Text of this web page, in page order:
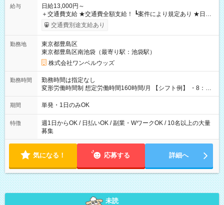
給与
日給13,000円～
＋交通費支給 ★交通費全額支給！ ┗案件により規定あり ★日払
いOK！（規定あり） ┗働いたその日に現金GET♪ お仕事後はコ
ンビニATMから 日払い分を引き落とせます！ 【試用期間】試
交通費別途支給あり
勤務地
東京都豊島区
東京都豊島区南池袋（最寄り駅：池袋駅）
株式会社ワンベルウッズ
勤務時間
勤務時間は指定なし
変形労働時間制 想定労働時間160時間/月 【シフト例】 ・8：00
～21：00
期間 単発・1日のみOK
特徴
週1日からOK / 日払いOK / 副業・WワークOK / 10名以上の大量
募集
気になる！ 応募する 詳細へ
未読